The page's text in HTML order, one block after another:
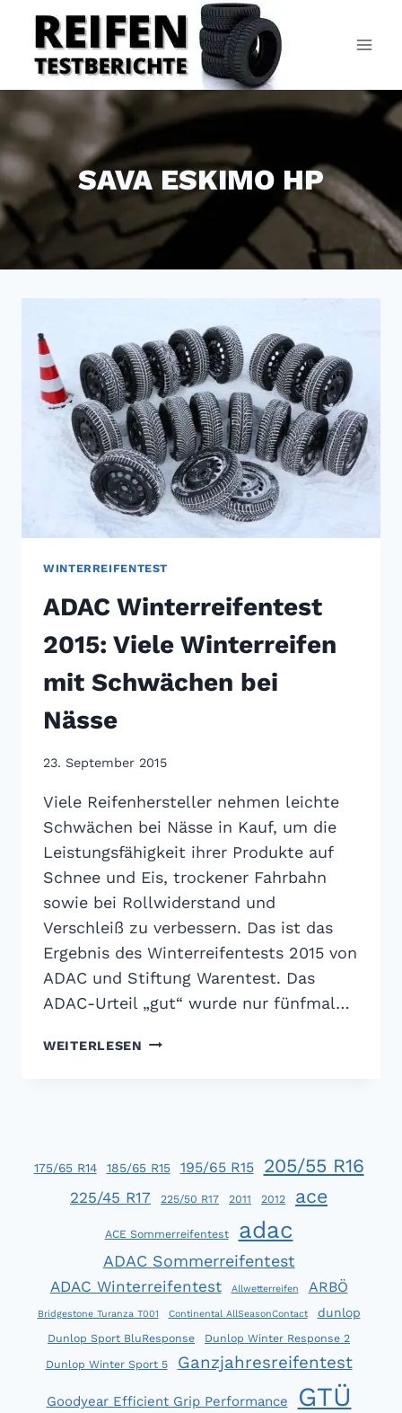
Inhalt
springen
SAVA ESKIMO HP
WINTERREIFENTEST
ADAC Winterreifentest
2015: Viele Winterreifen
mit Schwächen bei
Nässe
23. September 2015
Viele Reifenhersteller nehmen leichte
Schwächen bei Nässe in Kauf, um die
Leistungsfähigkeit ihrer Produkte auf
Schnee und Eis, trockener Fahrbahn
sowie bei Rollwiderstand und
Verschleiß zu verbessern. Das ist das
Ergebnis des Winterreifentests 2015 von
ADAC und Stiftung Warentest. Das
ADAC-Urteil „gut“ wurde nur fünfmal…
WEITERLESEN ADAC
SCHWÄCHEN
NÄSSE
175/65 R14 185/65 R15 195/65 R15 205/55 R16
225/45 R17 225/50 R17 2011 2012 ace
ACE Sommerreifentest adac
ADAC Sommerreifentest
ADAC Winterreifentest Allwetterreifen ARBÖ
Bridgestone Turanza T001 Continental AllSeasonContact dunlop
Dunlop Sport BluResponse
Dunlop Winter Response 2
Dunlop Winter Sport 5
Ganzjahresreifentest
Goodyear Efficient Grip Performance GTÜ